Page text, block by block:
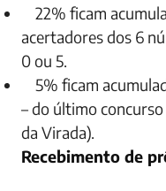
22% ficam
acertadores dos 6
0 ou 5.
5% ficam
– do último
da Virada).
Recebimento de